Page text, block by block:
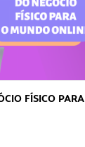
FÍSICO PARA